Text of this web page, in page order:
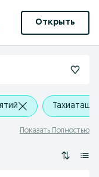
Открыть
Тахиаташ
Показать Полностью